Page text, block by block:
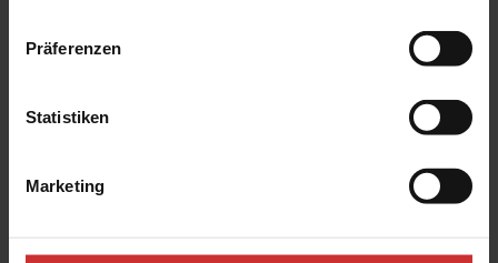
Präferenzen
Statistiken
Marketing
Werkstoff: EPDM